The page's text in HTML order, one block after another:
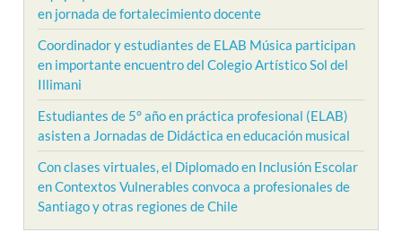
en jornada de fortalecimiento docente
Coordinador y estudiantes de ELAB Música participan
en importante encuentro del Colegio Artístico Sol del
Illimani
Estudiantes de 5° año en práctica profesional (ELAB)
asisten a Jornadas de Didáctica en educación musical
Con clases virtuales, el Diplomado en Inclusión Escolar
en Contextos Vulnerables convoca a profesionales de
Santiago y otras regiones de Chile